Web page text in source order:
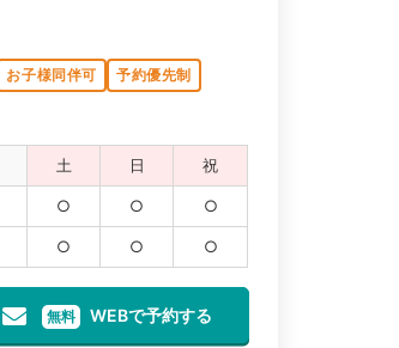
お子様同伴可
予約優先制
土 日 祝
○ ○ ○
○ ○ ○
無料 WEBで予約する